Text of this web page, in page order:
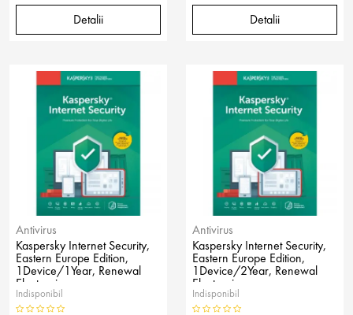
Detalii Detalii
Antivirus
Kaspersky Internet Security,
Eastern Europe Edition,
1Device/1Year, Renewal
Electronic
Indisponibil
Antivirus
Kaspersky Internet Security,
Eastern Europe Edition,
1Device/2Year, Renewal
Electronic
Indisponibil